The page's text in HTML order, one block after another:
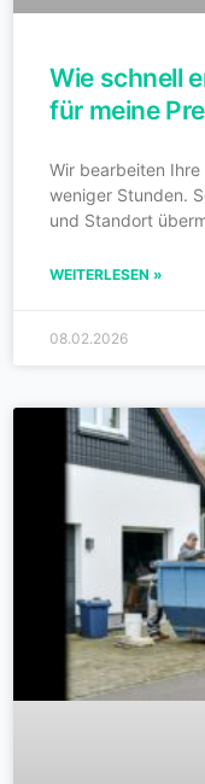
Wie schnell
für meine
Wir bearbeiten
weniger Stunden.
und Standort
WEITERLESEN »
08.02.2026